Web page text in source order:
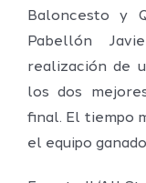
Baloncesto y
Pabellón
realización de
los dos
final. El tiempo
el equipo